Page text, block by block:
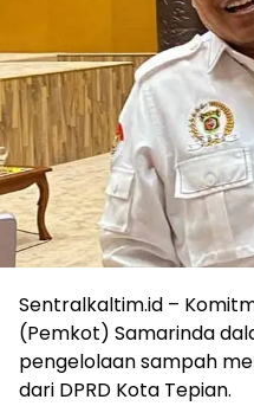
Sentralkaltim.id –
(Pemkot) Samarinda
pengelolaan sampah
dari DPRD Kota Tepian.